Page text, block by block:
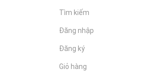
Tìm kiếm
Đăng nhập
Đăng ký
Giỏ hàng